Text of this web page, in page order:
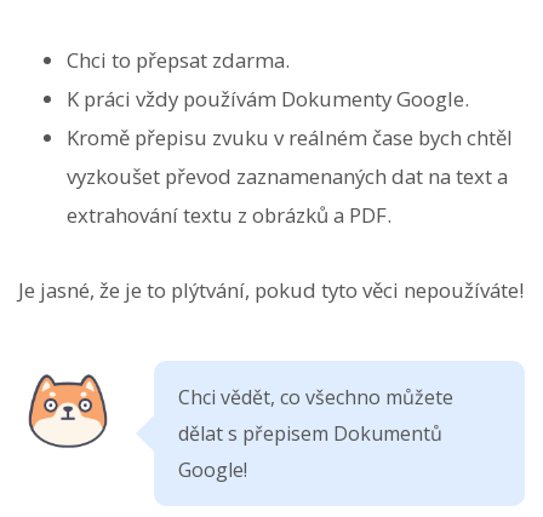
Chci to přepsat zdarma.
K práci vždy používám Dokumenty Google.
Kromě přepisu zvuku v reálném čase bych chtěl
vyzkoušet převod zaznamenaných dat na text a
extrahování textu z obrázků a PDF.
Je jasné, že je to plýtvání, pokud tyto věci nepoužíváte!
Chci vědět, co všechno můžete
dělat s přepisem Dokumentů
Google!